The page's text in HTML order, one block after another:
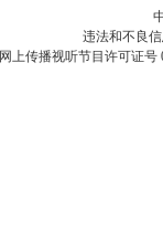
违法和不良
网上传播视听节目许可证号